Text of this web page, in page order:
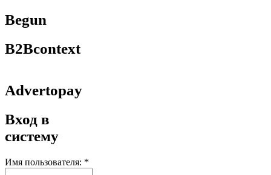
Begun
B2Bcontext
Advertopay
Вход в
систему
Имя пользователя: *